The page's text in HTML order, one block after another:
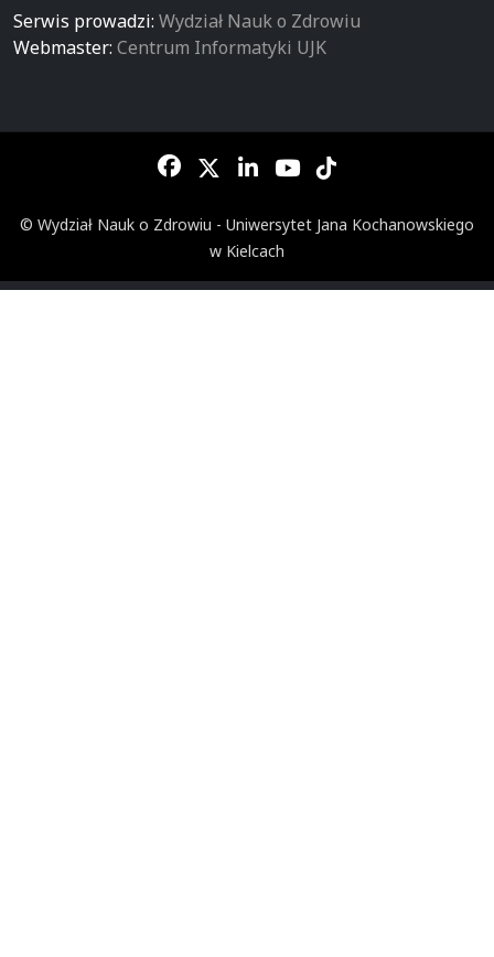
Serwis prowadzi: Wydział Nauk o Zdrowiu
Webmaster: Centrum Informatyki UJK
© Wydział Nauk o Zdrowiu - Uniwersytet Jana Kochanowskiego
w Kielcach